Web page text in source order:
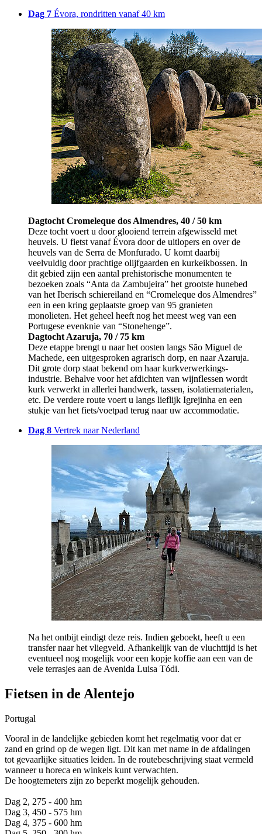
Dag 7 Évora, rondritten vanaf 40 km
Dagtocht Cromeleque dos Almendres, 40 / 50 km
Deze tocht voert u door glooiend terrein afgewisseld met
heuvels. U fietst vanaf Évora door de uitlopers en over de
heuvels van de Serra de Monfurado. U komt daarbij
veelvuldig door prachtige olijfgaarden en kurkeikbossen. In
dit gebied zijn een aantal prehistorische monumenten te
bezoeken zoals “Anta da Zambujeira” het grootste hunebed
van het Iberisch schiereiland en “Cromeleque dos Almendres”
een in een kring geplaatste groep van 95 granieten
monolieten. Het geheel heeft nog het meest weg van een
Portugese evenknie van “Stonehenge”.
Dagtocht Azaruja, 70 / 75 km
Deze etappe brengt u naar het oosten langs São Miguel de
Machede, een uitgesproken agrarisch dorp, en naar Azaruja.
Dit grote dorp staat bekend om haar kurkverwerkings­
industrie. Behalve voor het afdichten van wijnflessen wordt
kurk verwerkt in allerlei handwerk, tassen, isolatiematerialen,
etc. De verdere route voert u langs lieflijk Igrejinha en een
stukje van het fiets/voetpad terug naar uw accommodatie.
Dag 8 Vertrek naar Nederland
Na het ontbijt eindigt deze reis. Indien geboekt, heeft u een
transfer naar het vliegveld. Afhankelijk van de vluchttijd is het
eventueel nog mogelijk voor een kopje koffie aan een van de
vele terrasjes aan de Avenida Luisa Tódi.
Fietsen in de Alentejo
Portugal
Vooral in de landelijke gebieden komt het regelmatig voor dat er
zand en grind op de wegen ligt. Dit kan met name in de afdalingen
tot gevaarlijke situaties leiden. In de routebeschrijving staat vermeld
wanneer u horeca en winkels kunt verwachten.
De hoogtemeters zijn zo beperkt mogelijk gehouden.
Dag 2, 275 - 400 hm
Dag 3, 450 - 575 hm
Dag 4, 375 - 600 hm